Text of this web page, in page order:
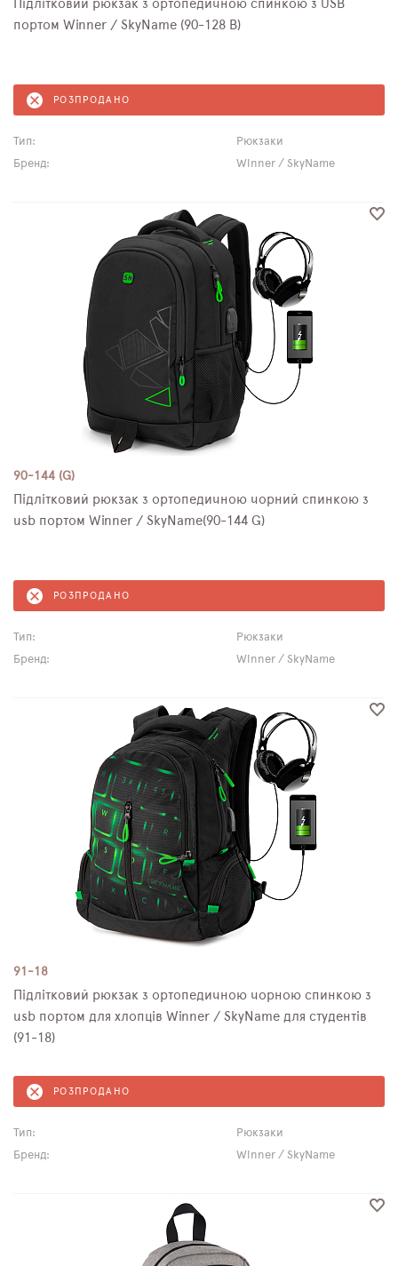
Підлітковий рюкзак з ортопедичною спинкою з USB
портом Winner / SkyName (90-128 B)
РОЗПРОДАНО
Тип:
Рюкзаки
Бренд:
Winner / SkyName
90-144 (G)
Підлітковий рюкзак з ортопедичною чорний спинкою з
usb портом Winner / SkyName(90-144 G)
РОЗПРОДАНО
Тип:
Рюкзаки
Бренд:
Winner / SkyName
91-18
Підлітковий рюкзак з ортопедичною чорною спинкою з
usb портом для хлопців Winner / SkyName для студентів
(91-18)
РОЗПРОДАНО
Тип:
Рюкзаки
Бренд:
Winner / SkyName